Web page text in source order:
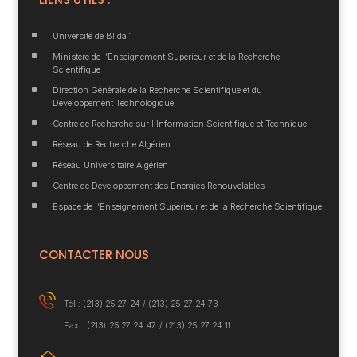
^ Université de Blida 1
^
Ministère de l’Enseignement Supérieur et de la Recherche
Scientifique
^
Direction Générale de la Recherche Scientifique et du
Développement Technologique
^ Centre de Recherche sur l’Information Scientifique et Technique
^ Réseau de Recherche Algérien
^ Réseau Universitaire Algérien
^ Centre de Développement des Energies Renouvelables
^ Espace de l’Enseignement Supérieur et de la Recherche Scientifique
CONTACTER NOUS
Tél : (213) 25 27 24 / (213) 25 27 24 73
Fax : (213) 25 27 24 47 / (213) 25 27 24 11